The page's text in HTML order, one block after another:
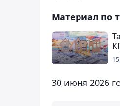
Материал по
30 июня 2026